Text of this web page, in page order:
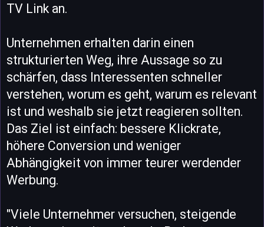
TV Link an.
Unternehmen erhalten darin einen
strukturierten Weg, ihre Aussage so zu
schärfen, dass Interessenten schneller
verstehen, worum es geht, warum es relevant
ist und weshalb sie jetzt reagieren sollten.
Das Ziel ist einfach: bessere Klickrate,
höhere Conversion und weniger
Abhängigkeit von immer teurer werdender
Werbung.
"Viele Unternehmer versuchen, steigende